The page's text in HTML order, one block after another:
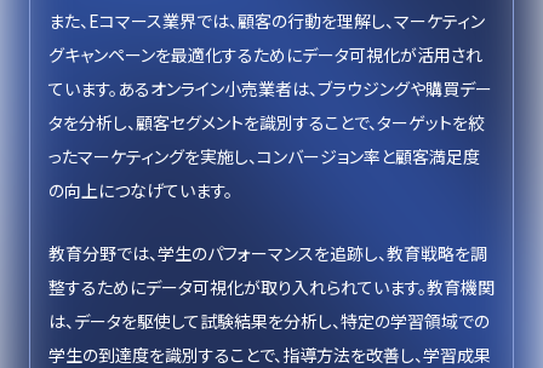
また、Eコマース業界では、顧客の行動を理解し、マーケティン
グキャンペーンを最適化するためにデータ可視化が活用され
ています。あるオンライン小売業者は、ブラウジングや購買デー
タを分析し、顧客セグメントを識別することで、ターゲットを絞
ったマーケティングを実施し、コンバージョン率と顧客満足度
の向上につなげています。
教育分野では、学生のパフォーマンスを追跡し、教育戦略を調
整するためにデータ可視化が取り入れられています。教育機関
は、データを駆使して試験結果を分析し、特定の学習領域での
学生の到達度を識別することで、指導方法を改善し、学習成果